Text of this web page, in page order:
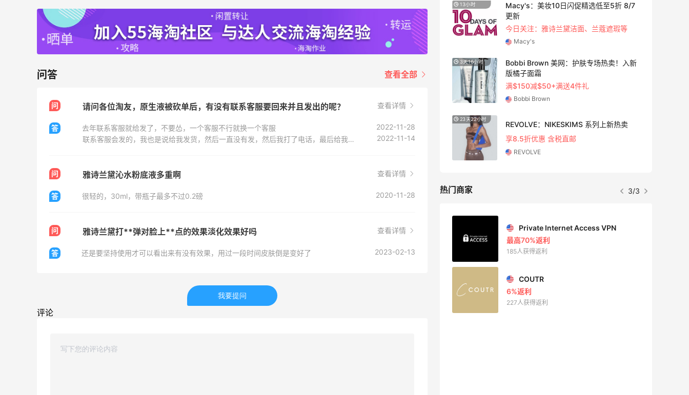
问答 查看全部
问 请问各位淘友，原生液被砍单后，有没有联系客服要回来并且发出的呢？ 查看详情
答 去年联系客服就给发了，不要怂，一个客服不行就换一个客服
2022-11-28
联系客服会发的，我也是说给我发货，然后一直没有发，然后我打了电话，最后给我换成了几样东西让我选一个，我选了一个白金的面霜，还赚了很多。可以询问下客服
2022-11-14
问 雅诗兰黛沁水粉底液多重啊 查看详情
答 很轻的，30ml，带瓶子最多不过0.2磅 2020-11-28
问 雅诗兰黛打**弹对脸上**点的效果淡化效果好吗 查看详情
答 还是要坚持使用才可以看出来有没有效果，用过一段时间皮肤倒是变好了 2023-02-13
我要提问
评论
比亚运动热卖
低至6折
Columbia Sportswear
TOTEME、ZIMMERMAN 等
享额外9折
每满$100返$25礼卡
Bloomingdales
关注兰蔻、雅诗兰黛等 每日更新
13小时
Macy's：美妆10日闪促精选低至5折 8/7
更新
今日关注：雅诗兰黛洁面、兰蔻遮瑕等
Macy's
3天16小时
Bobbi Brown 美网：护肤专场热卖！入新
版橘子面霜
满$150减$50+满送4件礼
Bobbi Brown
23天22小时
REVOLVE：NIKESKIMS 系列上新热卖
享8.5折优惠 含税直邮
REVOLVE
热门商家 3/3
Mac Duggal
6035人成功下单
5138人获得返利
62人获得返利
Private Internet Access VPN
最高70%返利
185人获得返利
COUTR
6%返利
227人获得返利